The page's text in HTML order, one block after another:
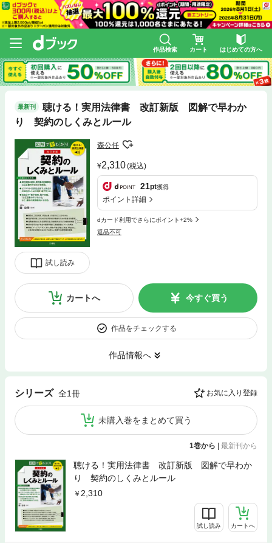
作品検索 カート はじめての方へ
最新刊
聴ける！実用法律書 改訂新版 図解で早わか
り 契約のしくみとルール
試し読み
森公任
2,310(税込)
21pt獲得
ポイント詳細
dカード利用でさらにポイント+2%
返品不可
カートへ 今すぐ買う
作品をチェックする
作品情報へ
シリーズ 全1冊 お気に入り登録
未購入巻をまとめて買う
1巻から | 最新刊から
聴ける！実用法律書 改訂新版 図解で早わか
り 契約のしくみとルール
2,310
試し読み カートへ